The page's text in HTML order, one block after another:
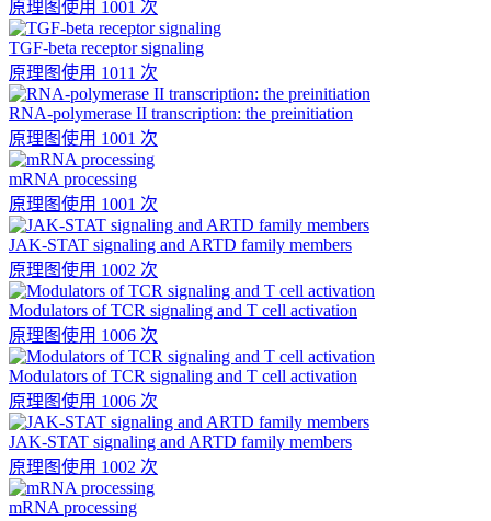
原理图使用 1001 次
TGF-beta receptor signaling
原理图使用 1011 次
RNA-polymerase II transcription: the preinitiation
原理图使用 1001 次
mRNA processing
原理图使用 1001 次
JAK-STAT signaling and ARTD family members
原理图使用 1002 次
Modulators of TCR signaling and T cell activation
原理图使用 1006 次
Modulators of TCR signaling and T cell activation
原理图使用 1006 次
JAK-STAT signaling and ARTD family members
原理图使用 1002 次
mRNA processing